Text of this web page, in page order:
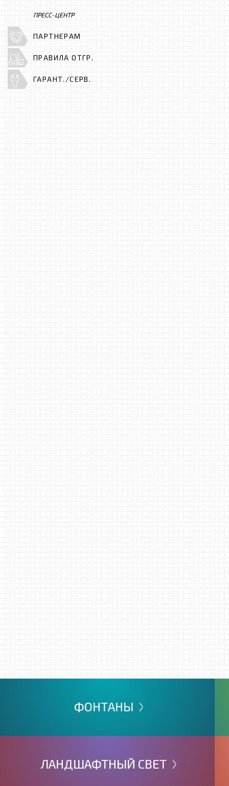
ПРЕСС-ЦЕНТР
ПАРТНЕРАМ
ПРАВИЛА ОТГР.
ГАРАНТ./СЕРВ.
ФОНТАНЫ >
ЛАНДШАФТНЫЙ СВЕТ >